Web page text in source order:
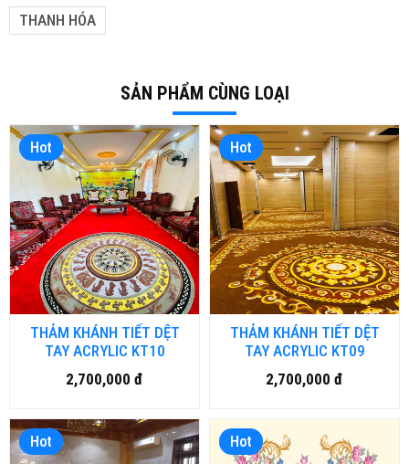
THANH HÓA
SẢN PHẨM CÙNG LOẠI
Hot
THẢM KHÁNH TIẾT DỆT
TAY ACRYLIC KT10
2,700,000 đ
Hot
THẢM KHÁNH TIẾT DỆT
TAY ACRYLIC KT09
2,700,000 đ
Hot Hot